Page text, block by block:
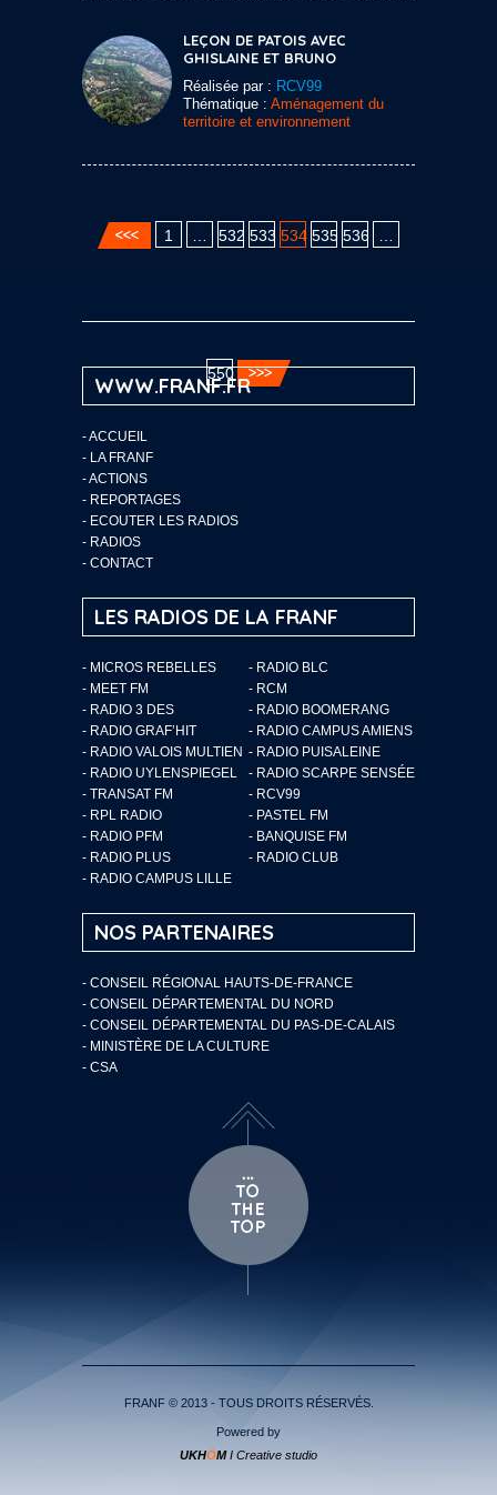
LEÇON DE PATOIS AVEC
GHISLAINE ET BRUNO
Réalisée par : RCV99
Thématique : Aménagement du
territoire et environnement
1 532 533 534 535 536
550
WWW.FRANF.FR
-ACCUEIL
- LA FRANF
-ACTIONS
- REPORTAGES
- ECOUTER LES RADIOS
- RADIOS
- CONTACT
LES RADIOS DE LA FRANF
- MICROS REBELLES
- RADIO BLC
- MEET FM
- RCM
- RADIO 3 DES
- RADIO BOOMERANG
- RADIO GRAF’HIT
- RADIO CAMPUS AMIENS
- RADIO VALOIS MULTIEN - RADIO PUISALEINE
- RADIO UYLENSPIEGEL
- RADIO SCARPE SENSÉE
- TRANSAT FM
- RCV99
- RPL RADIO
- PASTEL FM
- RADIO PFM
- BANQUISE FM
- RADIO PLUS
- RADIO CLUB
- RADIO CAMPUS LILLE
NOS PARTENAIRES
- CONSEIL RÉGIONAL HAUTS-DE-FRANCE
- CONSEIL DÉPARTEMENTAL DU NORD
- CONSEIL DÉPARTEMENTAL DU PAS-DE-CALAIS
- MINISTÈRE DE LA CULTURE
- CSA
FRANF © 2013 - TOUS DROITS RÉSERVÉS.
Powered by
UKHÖMI Creative studio